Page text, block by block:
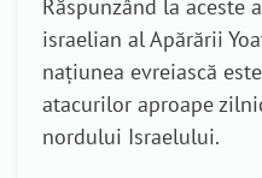
Răspunzând la aceste
israelian al Apărării
națiunea evreiască
atacurilor aproape
nordului Israelului.